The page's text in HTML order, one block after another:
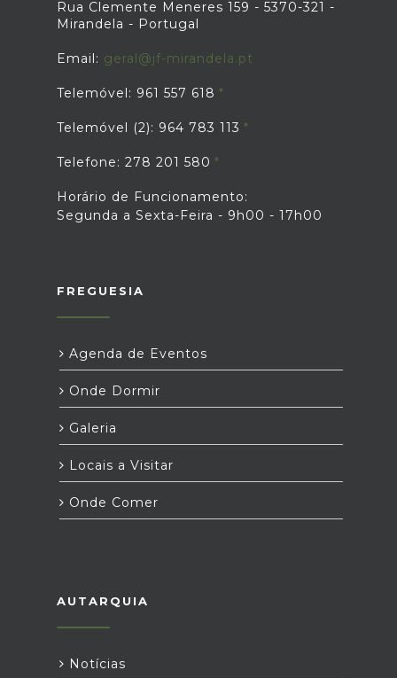
Rua Clemente Meneres 159 - 5370-321 -
Mirandela - Portugal
Email: geral@jf-mirandela.pt
Telemóvel: 961 557 618
Telemóvel (2): 964 783 113
Telefone: 278 201 580
Horário de Funcionamento:
Segunda a Sexta-Feira - 9h00 - 17h00
FREGUESIA
Agenda de Eventos
Onde Dormir
Galeria
Locais a Visitar
Onde Comer
AUTARQUIA
Notícias